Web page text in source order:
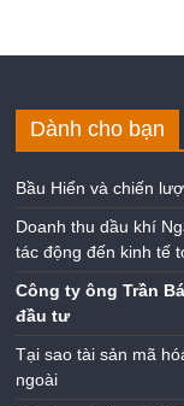
Dành cho bạn
Bầu Hiển và chiến
Doanh thu dầu khí
tác động đến kinh tế
Công ty ông Trần
đầu tư
Tại sao tài sản mã
ngoài